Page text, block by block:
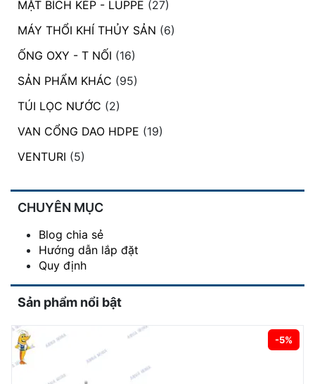
MẶT BÍCH KÉP - LUPPE (27)
MÁY THỔI KHÍ THỦY SẢN (6)
ỐNG OXY - T NỐI (16)
SẢN PHẨM KHÁC (95)
TÚI LỌC NƯỚC (2)
VAN CỔNG DAO HDPE (19)
VENTURI (5)
CHUYÊN MỤC
Blog chia sẻ
Hướng dẫn lắp đặt
Quy định
Sản phẩm nổi bật
-5%